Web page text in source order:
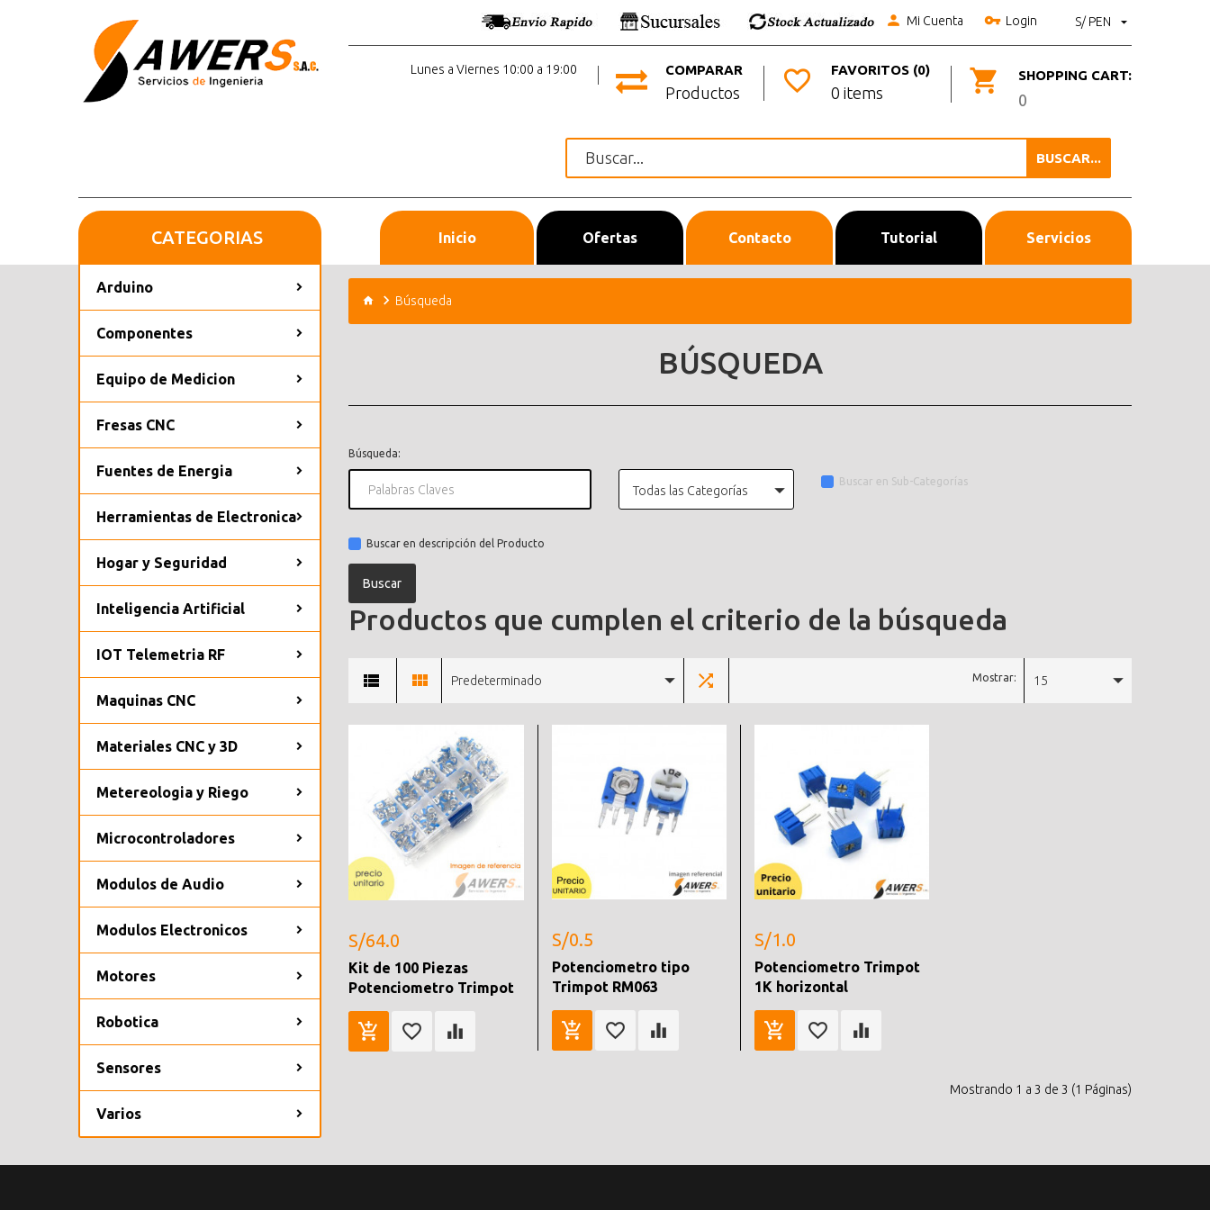
S/ PEN
Mi Cuenta Login
SHOPPING CART:
0
FAVORITOS (0)
0 items
COMPARAR
Productos
Lunes a Viernes 10:00 a 19:00
BUSCAR...
Inicio Ofertas Contacto Tutorial Servicios
CATEGORIAS
Arduino
Componentes
Equipo de Medicion
Fresas CNC
Fuentes de Energia
Herramientas de Electronica
Hogar y Seguridad
Inteligencia Artificial
IOT Telemetria RF
Maquinas CNC
Materiales CNC y 3D
Metereologia y Riego
Microcontroladores
Modulos de Audio
Modulos Electronicos
Motores
Robotica
Sensores
Varios
Búsqueda
BÚSQUEDA
Búsqueda:
Todas las Categorías
Buscar en Sub-Categorías
Buscar en descripción del Producto
Productos que cumplen el criterio de la búsqueda
Predeterminado Mostrar: 15
S/64.0
Kit de 100 Piezas
Potenciometro Trimpot
S/0.5
Potenciometro tipo
Trimpot RM063
S/1.0
Potenciometro Trimpot
1K horizontal
Mostrando 1 a 3 de 3 (1 Páginas)